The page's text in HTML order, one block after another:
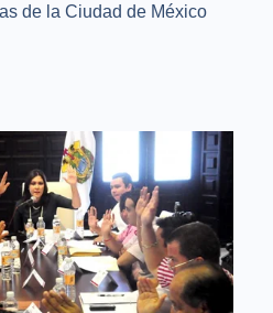
de la Ciudad de México